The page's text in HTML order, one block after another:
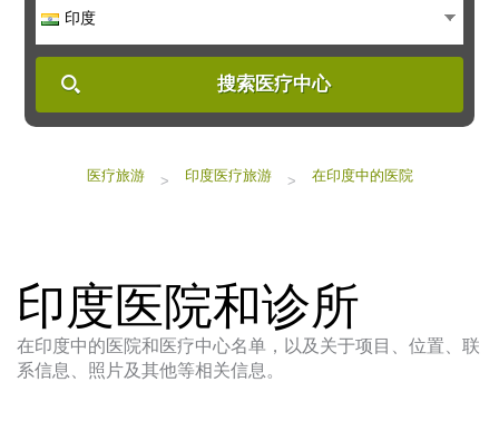
印度
搜索医疗中心
医疗旅游 > 印度医疗旅游 > 在印度中的医院
印度医院和诊所
在印度中的医院和医疗中心名单，以及关于项目、位置、联
系信息、照片及其他等相关信息。